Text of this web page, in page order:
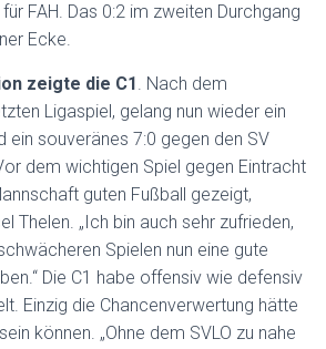
FAH. Das 0:2 im zweiten Durchgang
Ecke.
zeigte die C1. Nach dem
Ligaspiel, gelang nun wieder ein
ein souveränes 7:0 gegen den SV
dem wichtigen Spiel gegen Eintracht
guten Fußball gezeigt,
Thelen. „Ich bin auch sehr zufrieden,
Spielen nun eine gute
Die C1 habe offensiv wie defensiv
Einzig die Chancenverwertung hätte
können. „Ohne dem SVLO zu nahe